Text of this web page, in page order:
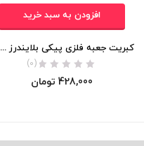
افزودن به سبد خرید
کبریت جعبه فلزی پیکی بلایندرز (اورجینال)
(0)
428,000 تومان